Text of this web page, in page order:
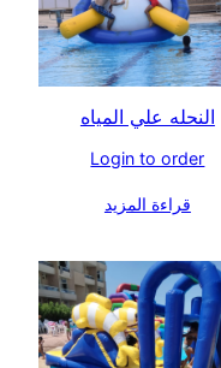
النحله علي المياه
Login to order
قراءة المزيد